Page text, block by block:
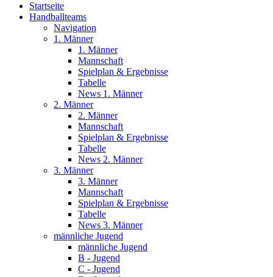
Startseite
Handballteams
Navigation
1. Männer
1. Männer
Mannschaft
Spielplan & Ergebnisse
Tabelle
News 1. Männer
2. Männer
2. Männer
Mannschaft
Spielplan & Ergebnisse
Tabelle
News 2. Männer
3. Männer
3. Männer
Mannschaft
Spielplan & Ergebnisse
Tabelle
News 3. Männer
männliche Jugend
männliche Jugend
B - Jugend
C - Jugend